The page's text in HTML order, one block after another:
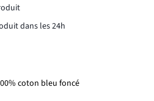
dans les 24h
coton bleu foncé